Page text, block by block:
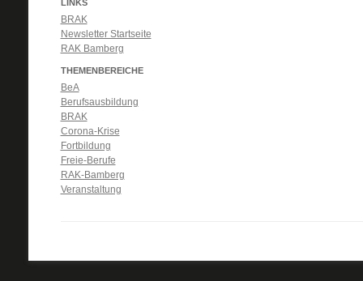
LINKS
BRAK
Newsletter Startseite
RAK Bamberg
THEMENBEREICHE
BeA
Berufsausbildung
BRAK
Corona-Krise
Fortbildung
Freie-Berufe
RAK-Bamberg
Veranstaltung